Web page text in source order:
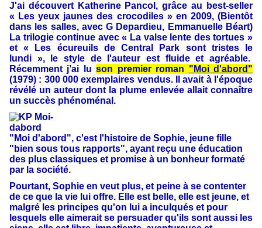
J'ai découvert Katherine Pancol, grâce au best-seller
« Les yeux jaunes des crocodiles » en 2009, (Bientôt
dans les salles, avec G Depardieu, Emmanuelle Béart)
La trilogie continue avec « La valse lente des tortues »
et « Les écureuils de Central Park sont tristes le
lundi », le style de l'auteur est fluide et agréable.
Récemment j’ai luson premier roman "Moi d'abord"
(1979) : 300 000 exemplaires vendus. Il avait à l'époque
révélé un auteur dont la plume enlevée allait connaître
un succès phénoménal.
"Moi d'abord", c'est l'histoire de Sophie, jeune fille
"bien sous tous rapports", ayant reçu une éducation
des plus classiques et promise à un bonheur formaté
par la société.
Pourtant, Sophie en veut plus, et peine à se contenter
de ce que la vie lui offre. Elle est belle, elle est jeune, et
malgré les principes qu'on lui a inculqués et pour
lesquels elle aimerait se persuader qu'ils sont aussi les